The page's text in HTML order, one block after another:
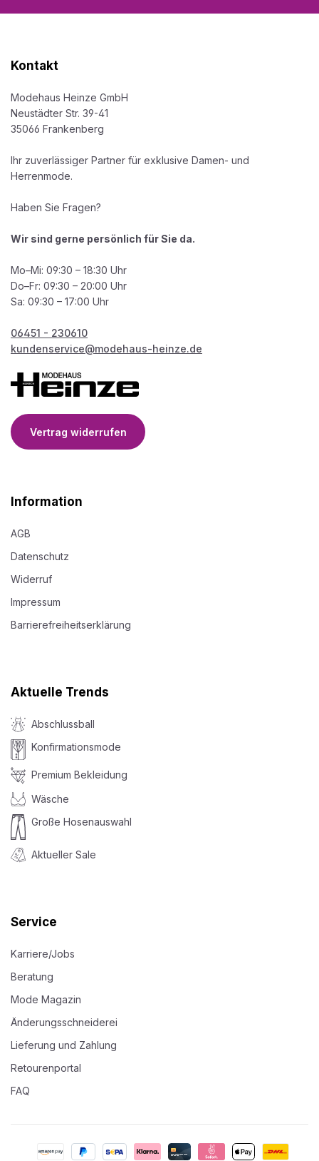
Kontakt
Modehaus Heinze GmbH
Neustädter Str. 39-41
35066 Frankenberg
Ihr zuverlässiger Partner für exklusive Damen- und
Herrenmode.
Haben Sie Fragen?
Wir sind gerne persönlich für Sie da.
Mo–Mi: 09:30 – 18:30 Uhr
Do–Fr: 09:30 – 20:00 Uhr
Sa: 09:30 – 17:00 Uhr
06451 - 230610
kundenservice@modehaus-heinze.de
Vertrag widerrufen
Information
AGB
Datenschutz
Widerruf
Impressum
Barrierefreiheitserklärung
Aktuelle Trends
Abschlussball
Konfirmationsmode
Premium Bekleidung
Wäsche
Große Hosenauswahl
Aktueller Sale
Service
Karriere/Jobs
Beratung
Mode Magazin
Änderungsschneiderei
Lieferung und Zahlung
Retourenportal
FAQ